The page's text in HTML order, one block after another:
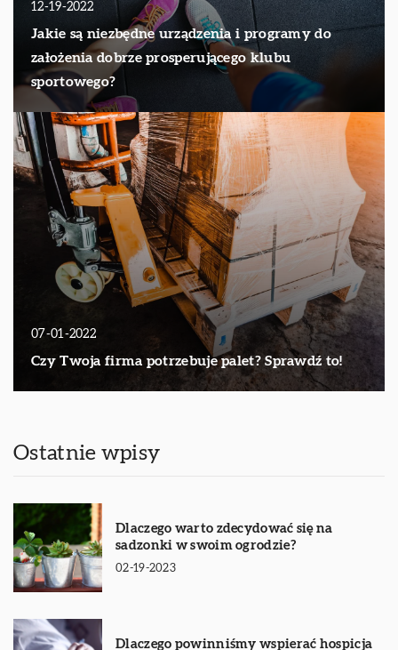
12-19-2022
Jakie są niezbędne urządzenia i programy do
założenia dobrze prosperującego klubu
sportowego?
07-01-2022
Czy Twoja firma potrzebuje palet? Sprawdź to!
Ostatnie wpisy
Dlaczego warto zdecydować się na
sadzonki w swoim ogrodzie?
02-19-2023
Dlaczego powinniśmy wspierać hospicja